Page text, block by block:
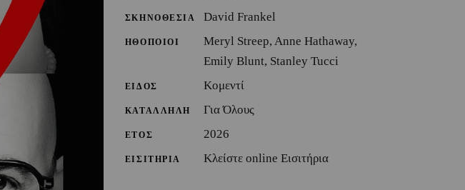
ΣΚΗΝΟΘΕΣΙΑ David Frankel
ΗΘΟΠΟΙΟΙ
Meryl Streep, Anne Hathaway,
Emily Blunt, Stanley Tucci
ΕΙΔΟΣ Κομεντί
ΚΑΤΑΛΛΗΛΗ Για Όλους
ΕΤΟΣ 2026
ΕΙΣΙΤΗΡΙΑ Κλείστε online Εισιτήρια